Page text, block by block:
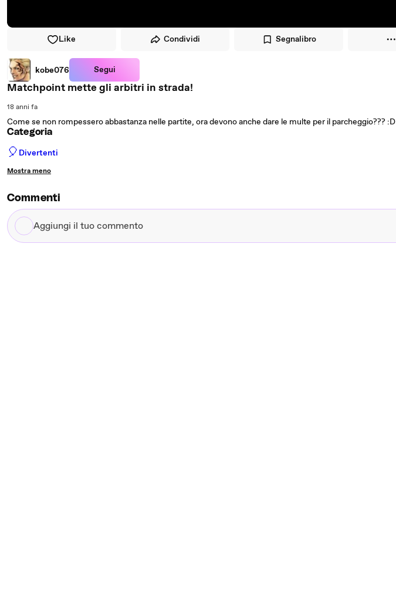
Like Condividi Segnalibro
kobe076 Segui
Matchpoint mette gli arbitri in strada!
18 anni fa
Come se non rompessero abbastanza nelle partite, ora devono anche dare le multe per il parcheggio??? :D
Categoria
🎈 Divertenti
Mostra meno
Commenti
Aggiungi
il